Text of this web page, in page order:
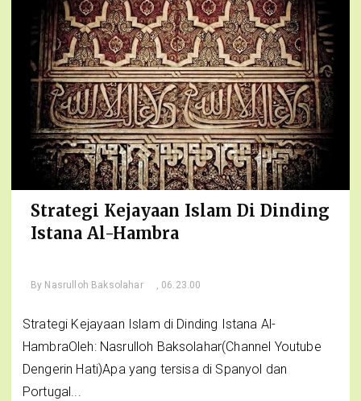
Strategi Kejayaan Islam Di Dinding
Istana Al-Hambra
By Nasrulloh Baksolahar , 06.23.00
Strategi Kejayaan Islam di Dinding Istana Al-
HambraOleh: Nasrulloh Baksolahar(Channel Youtube
Dengerin Hati)Apa yang tersisa di Spanyol dan
Portugal...